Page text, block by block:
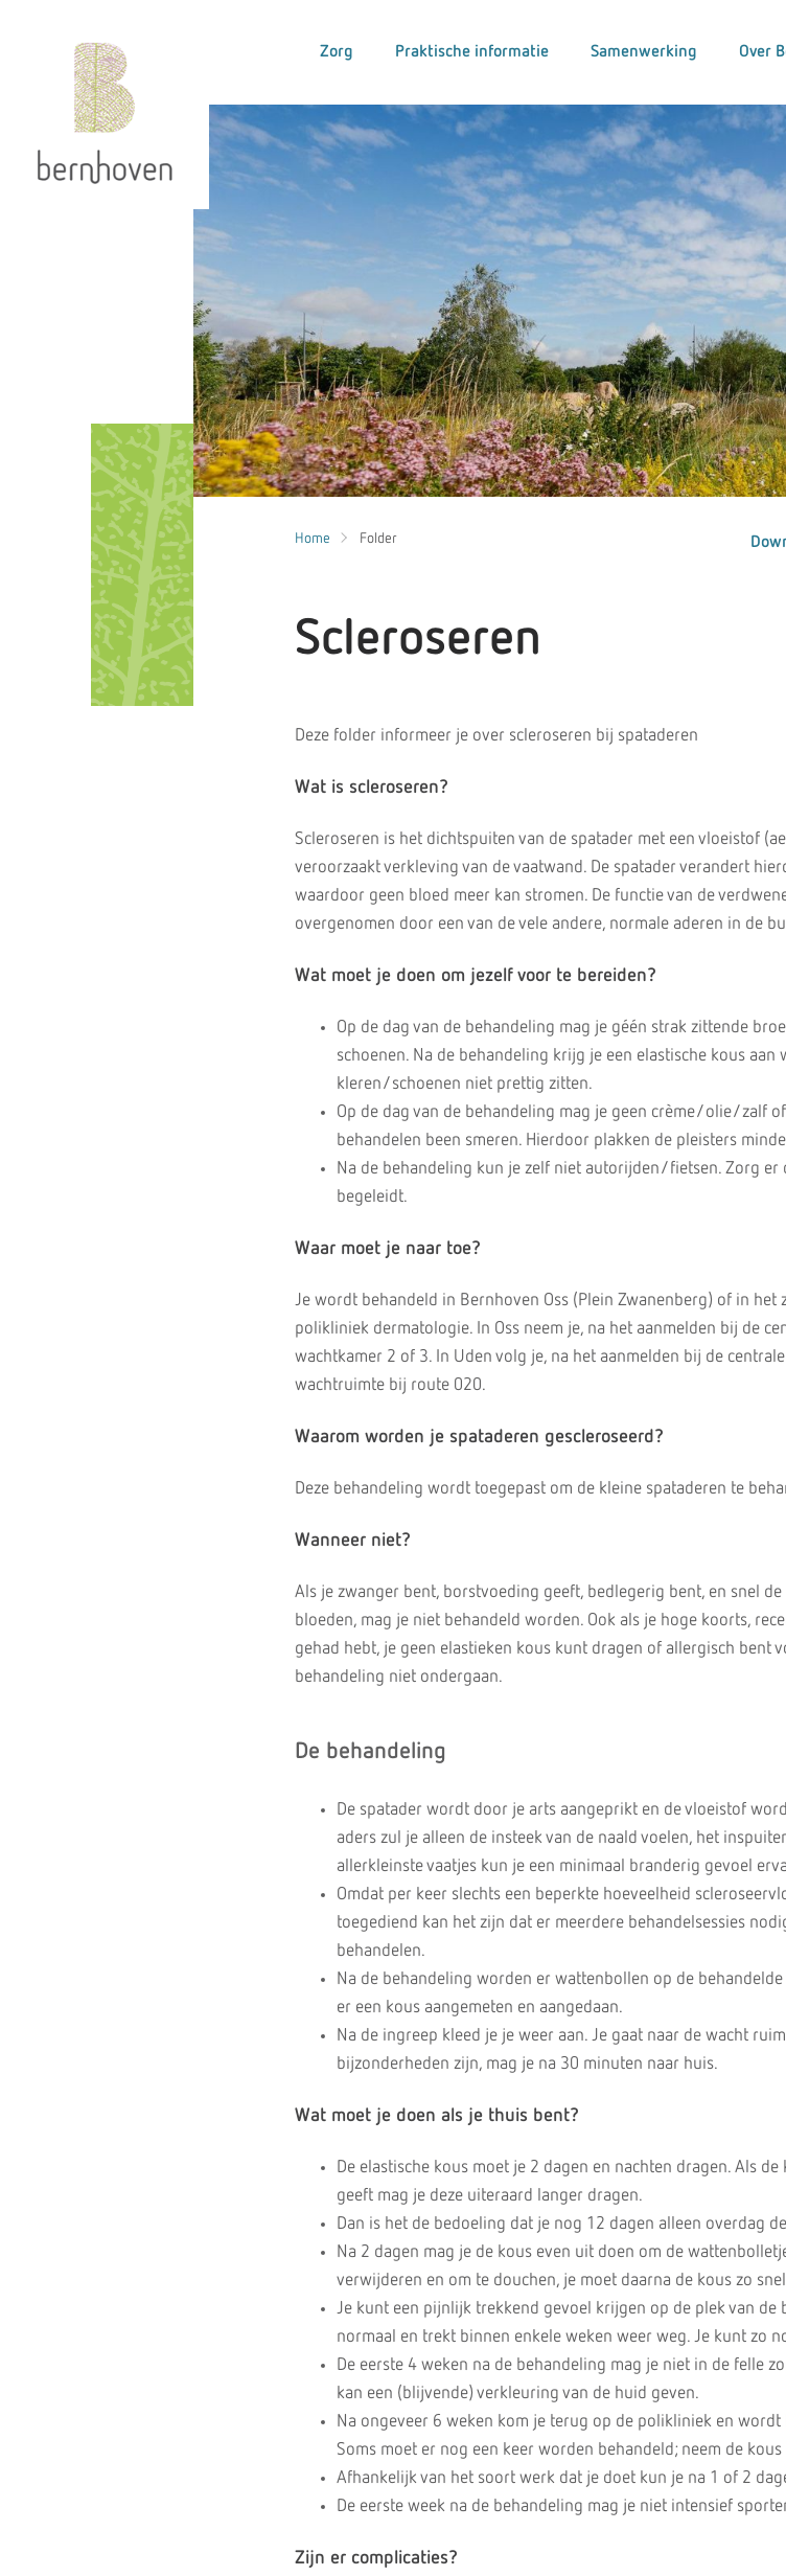
Zorg Praktische informatie Samenwerking Over
Home Folder
Scleroseren
Deze folder informeer je over scleroseren bij spataderen
Wat is scleroseren?
Scleroseren is het dichtspuiten van de spatader met een vloeistof
veroorzaakt verkleving van de vaatwand. De spatader verandert
waardoor geen bloed meer kan stromen. De functie van de
overgenomen door een van de vele andere, normale aderen in de
Wat moet je doen om jezelf voor te bereiden?
Op de dag van de behandeling mag je géén strak zittende
schoenen. Na de behandeling krijg je een elastische kous aan
kleren/schoenen niet prettig zitten.
Op de dag van de behandeling mag je geen crème/olie/zalf
behandelen been smeren. Hierdoor plakken de pleisters
Na de behandeling kun je zelf niet autorijden/fietsen. Zorg er
begeleidt.
Waar moet je naar toe?
Je wordt behandeld in Bernhoven Oss (Plein Zwanenberg) of in het
polikliniek dermatologie. In Oss neem je, na het aanmelden bij de
wachtkamer 2 of 3. In Uden volg je, na het aanmelden bij de
wachtruimte bij route 020.
Waarom worden je spataderen gescleroseerd?
Deze behandeling wordt toegepast om de kleine spataderen te
Wanneer niet?
Als je zwanger bent, borstvoeding geeft, bedlegerig bent, en snel
bloeden, mag je niet behandeld worden. Ook als je hoge koorts,
gehad hebt, je geen elastieken kous kunt dragen of allergisch bent
behandeling niet ondergaan.
De behandeling
De spatader wordt door je arts aangeprikt en de vloeistof
aders zul je alleen de insteek van de naald voelen, het
allerkleinste vaatjes kun je een minimaal branderig gevoel
Omdat per keer slechts een beperkte hoeveelheid
toegediend kan het zijn dat er meerdere behandelsessies
behandelen.
Na de behandeling worden er wattenbollen op de
er een kous aangemeten en aangedaan.
Na de ingreep kleed je je weer aan. Je gaat naar de wacht
bijzonderheden zijn, mag je na 30 minuten naar huis.
Wat moet je doen als je thuis bent?
De elastische kous moet je 2 dagen en nachten dragen. Als
geeft mag je deze uiteraard langer dragen.
Dan is het de bedoeling dat je nog 12 dagen alleen overdag
Na 2 dagen mag je de kous even uit doen om de
verwijderen en om te douchen, je moet daarna de kous zo
Je kunt een pijnlijk trekkend gevoel krijgen op de plek van de
normaal en trekt binnen enkele weken weer weg. Je kunt zo
De eerste 4 weken na de behandeling mag je niet in de felle
kan een (blijvende) verkleuring van de huid geven.
Na ongeveer 6 weken kom je terug op de polikliniek en
Soms moet er nog een keer worden behandeld; neem de
Afhankelijk van het soort werk dat je doet kun je na 1 of 2
De eerste week na de behandeling mag je niet intensief
Zijn er complicaties?